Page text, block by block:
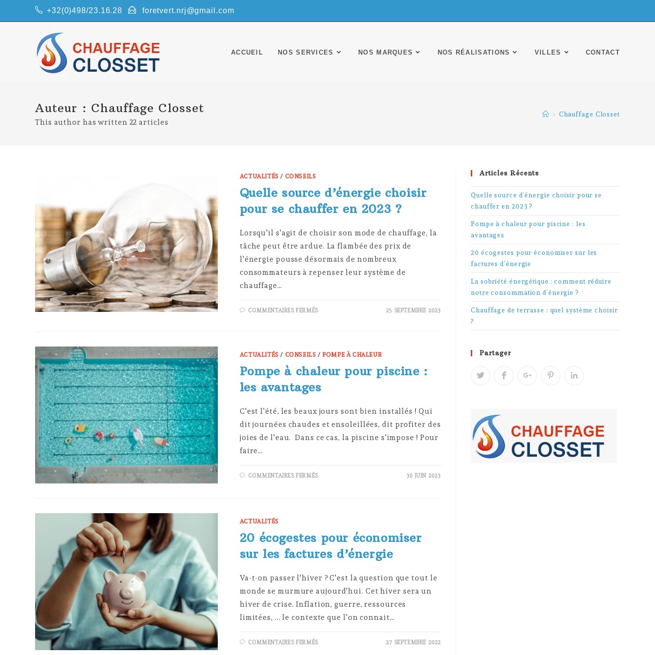
+32(0)498/23.16.28 foretvert.nrj@gmail.com
ACCUEIL NOS SERVICES NOS MARQUES NOS RÉALISATIONS VILLES CONTACT
Auteur : Chauffage Closset
This author has written 22 articles
> Chauffage Closset
ACTUALITÉS / CONSEILS
Quelle source d’énergie choisir
pour se chauffer en 2023 ?
Lorsqu'il s'agit de choisir son mode de chauffage, la
tâche peut être ardue. La flambée des prix de
l'énergie pousse désormais de nombreux
consommateurs à repenser leur système de
chauffage…
COMMENTAIRES FERMÉSSUR
CHAUFFER
2023
?
25 SEPTEMBRE 2023
ACTUALITÉS / CONSEILS /POMPE À CHALEUR
Pompe à chaleur pour piscine :
les avantages
C'est l'été, les beaux jours sont bien installés ! Qui
dit journées chaudes et ensoleillées, dit profiter des
joies de l'eau. Dans ce cas, la piscine s'impose ! Pour
faire…
COMMENTAIRES FERMÉSSUR
30 JUIN 2023
ACTUALITÉS
20 écogestes pour économiser
sur les factures d’énergie
Va-t-on passer l'hiver ? C'est la question que tout le
monde se murmure aujourd'hui. Cet hiver sera un
hiver de crise. Inflation, guerre, ressources
limitées, ... le contexte que l'on connait…
COMMENTAIRES FERMÉSSUR
27 SEPTEMBRE 2022
Articles Récents
Quelle source d’énergie choisir pour se
chauffer en 2023 ?
Pompe à chaleur pour piscine : les
avantages
20 écogestes pour économiser sur les
factures d’énergie
La sobriété énergétique : comment réduire
notre consommation d’énergie ?
Chauffage de terrasse : quel système choisir
?
Partager